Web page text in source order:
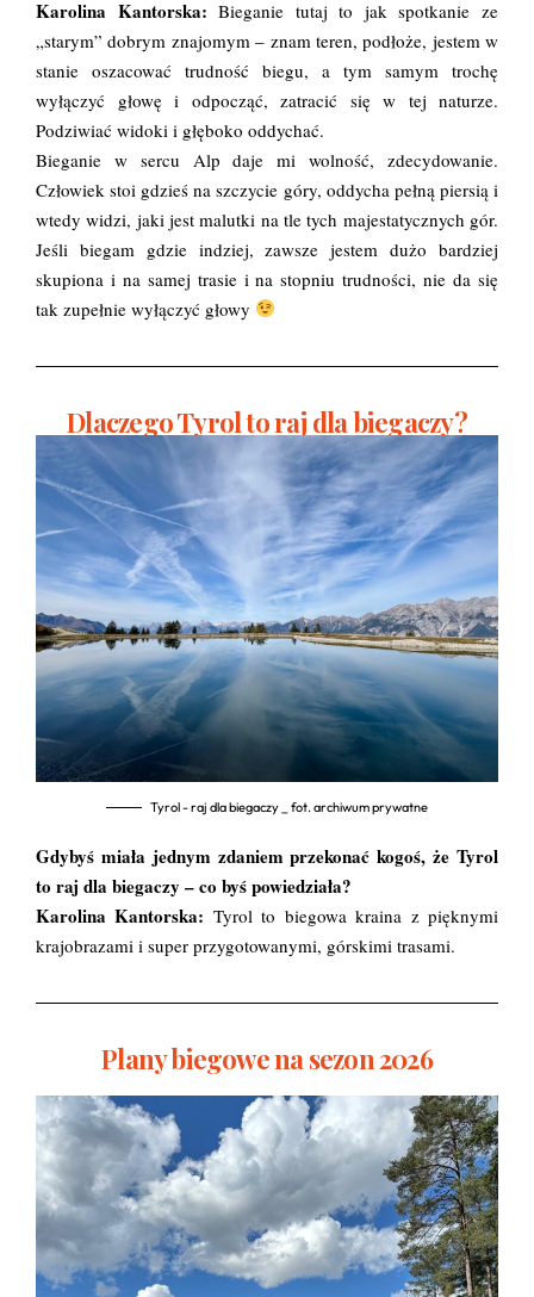
Karolina Kantorska: Bieganie tutaj to jak spotkanie ze
„starym” dobrym znajomym – znam teren, podłoże, jestem w
stanie oszacować trudność biegu, a tym samym trochę
wyłączyć głowę i odpocząć, zatracić się w tej naturze.
Podziwiać widoki i głęboko oddychać.
Bieganie w sercu Alp daje mi wolność, zdecydowanie.
Człowiek stoi gdzieś na szczycie góry, oddycha pełną piersią i
wtedy widzi, jaki jest malutki na tle tych majestatycznych gór.
Jeśli biegam gdzie indziej, zawsze jestem dużo bardziej
skupiona i na samej trasie i na stopniu trudności, nie da się
tak zupełnie wyłączyć głowy
Dlaczego Tyrol to raj dla biegaczy?
Tyrol - raj dla biegaczy _ fot. archiwum prywatne
Gdybyś miała jednym zdaniem przekonać kogoś, że Tyrol
to raj dla biegaczy – co byś powiedziała?
Karolina Kantorska: Tyrol to biegowa kraina z pięknymi
krajobrazami i super przygotowanymi, górskimi trasami.
Plany biegowe na sezon 2026